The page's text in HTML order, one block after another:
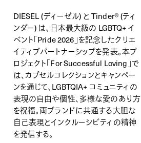
DIESEL (ディーゼル) と Tinder® (ティ
ンダー) は、日本最大級の LGBTQ+ イ
ベント「Pride 2026」を記念したクリエ
イティブパートナーシップを発表。本プ
ロジェクト「For Successful Loving」で
は、カプセルコレクションとキャンペー
ンを通じて、LGBTQIA+ コミュニティの
表現の自由や個性、多様な愛のあり方
を祝福。両ブランドに共通する大胆な
自己表現とインクルーシビティの精神
を発信する。